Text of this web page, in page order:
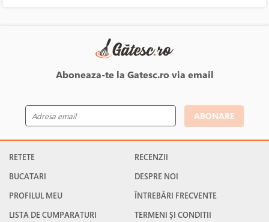
Aboneaza-te la Gatesc.ro via email
ABONARE
RETETE
BUCATARI
PROFILUL MEU
LISTA DE CUMPARATURI
RECENZII
DESPRE NOI
ÎNTREBĂRI FRECVENTE
TERMENI ȘI CONDITII